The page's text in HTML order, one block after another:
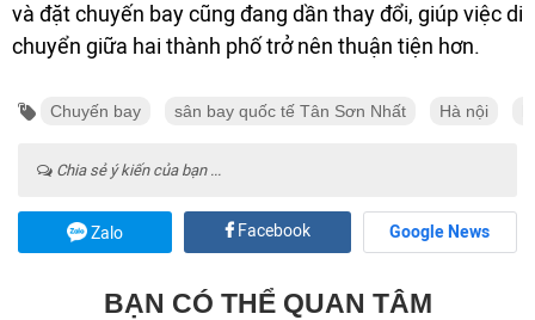
và đặt chuyến bay cũng đang dần thay đổi, giúp việc di
chuyển giữa hai thành phố trở nên thuận tiện hơn.
Chuyến bay sân bay quốc tế Tân Sơn Nhất Hà nội
Chia sẻ ý kiến của bạn ...
Zalo Facebook Google News
BẠN CÓ THỂ QUAN TÂM